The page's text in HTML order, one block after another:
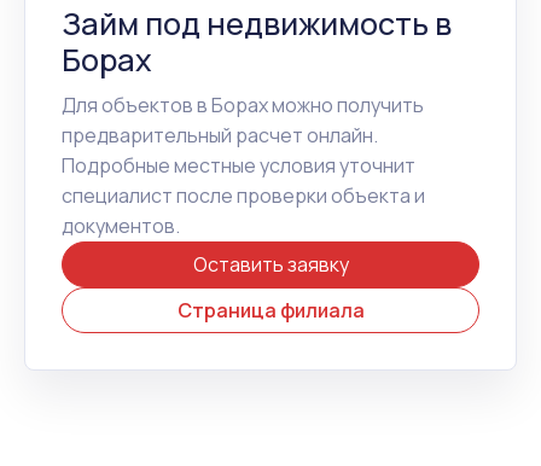
Займ под недвижимость в
Борах
Для объектов в Борах можно получить
предварительный расчет онлайн.
Подробные местные условия уточнит
специалист после проверки объекта и
документов.
Оставить заявку
Страница филиала